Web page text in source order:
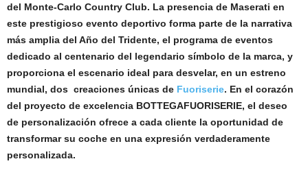
del Monte-Carlo Country Club. La presencia de Maserati en
este prestigioso evento deportivo forma parte de la narrativa
más amplia del Año del Tridente, el programa de eventos
dedicado al centenario del legendario símbolo de la marca, y
proporciona el escenario ideal para desvelar, en un estreno
mundial, dos creaciones únicas de Fuoriserie. En el corazón
del proyecto de excelencia BOTTEGAFUORISERIE, el deseo
de personalización ofrece a cada cliente la oportunidad de
transformar su coche en una expresión verdaderamente
personalizada.